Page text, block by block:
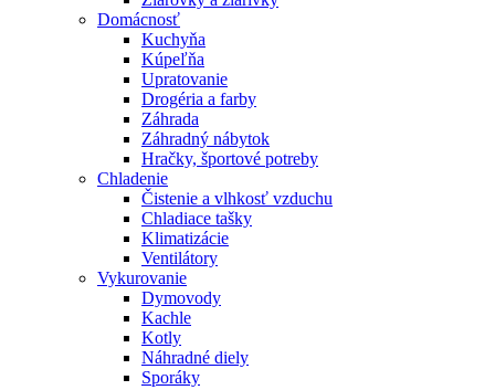
Domácnosť
Kuchyňa
Kúpeľňa
Upratovanie
Drogéria a farby
Záhrada
Záhradný nábytok
Hračky, športové potreby
Chladenie
Čistenie a vlhkosť vzduchu
Chladiace tašky
Klimatizácie
Ventilátory
Vykurovanie
Dymovody
Kachle
Kotly
Náhradné diely
Sporáky